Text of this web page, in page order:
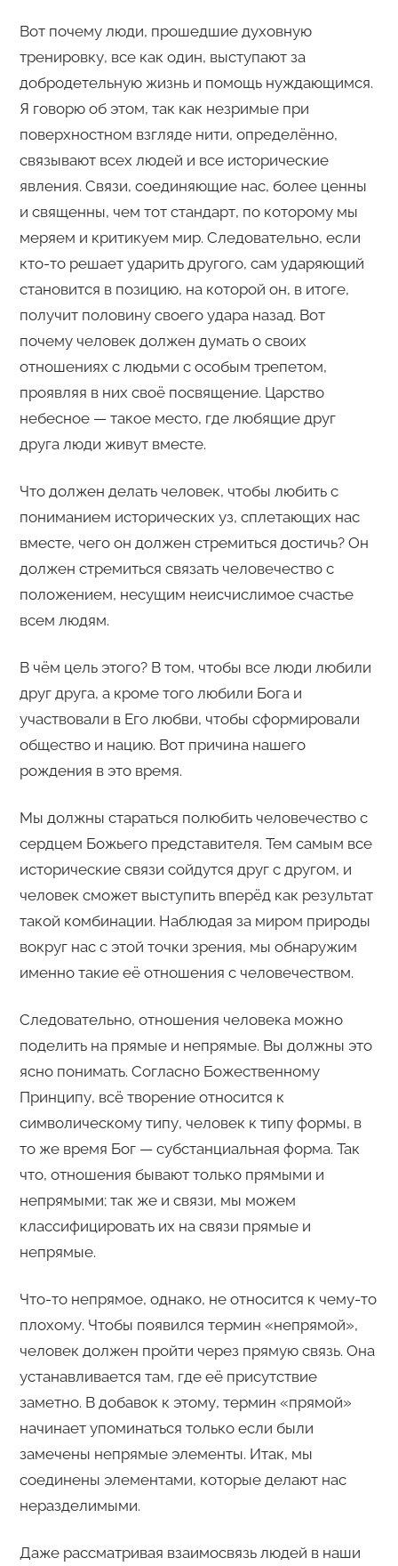
Вот почему люди, прошедшие духовную
тренировку, все как один, выступают за
добродетельную жизнь и помощь нуждающимся.
Я говорю об этом, так как незримые при
поверхностном взгляде нити, определённо,
связывают всех людей и все исторические
явления. Связи, соединяющие нас, более ценны
и священны, чем тот стандарт, по которому мы
меряем и критикуем мир. Следовательно, если
кто-то решает ударить другого, сам ударяющий
становится в позицию, на которой он, в итоге,
получит половину своего удара назад. Вот
почему человек должен думать о своих
отношениях с людьми с особым трепетом,
проявляя в них своё посвящение. Царство
небесное — такое место, где любящие друг
друга люди живут вместе.
Что должен делать человек, чтобы любить с
пониманием исторических уз, сплетающих нас
вместе, чего он должен стремиться достичь? Он
должен стремиться связать человечество с
положением, несущим неисчислимое счастье
всем людям.
В чём цель этого? В том, чтобы все люди любили
друг друга, а кроме того любили Бога и
участвовали в Его любви, чтобы сформировали
общество и нацию. Вот причина нашего
рождения в это время.
Мы должны стараться полюбить человечество с
сердцем Божьего представителя. Тем самым все
исторические связи сойдутся друг с другом, и
человек сможет выступить вперёд как результат
такой комбинации. Наблюдая за миром природы
вокруг нас с этой точки зрения, мы обнаружим
именно такие её отношения с человечеством.
Следовательно, отношения человека можно
поделить на прямые и непрямые. Вы должны это
ясно понимать. Согласно Божественному
Принципу, всё творение относится к
символическому типу, человек к типу формы, в
то же время Бог — субстанциальная форма. Так
что, отношения бывают только прямыми и
непрямыми; так же и связи, мы можем
классифицировать их на связи прямые и
непрямые.
Что-то непрямое, однако, не относится к чему-то
плохому. Чтобы появился термин «непрямой»,
человек должен пройти через прямую связь. Она
устанавливается там, где её присутствие
заметно. В добавок к этому, термин «прямой»
начинает упоминаться только если были
замечены непрямые элементы. Итак, мы
соединены элементами, которые делают нас
неразделимыми.
Даже рассматривая взаимосвязь людей в наши